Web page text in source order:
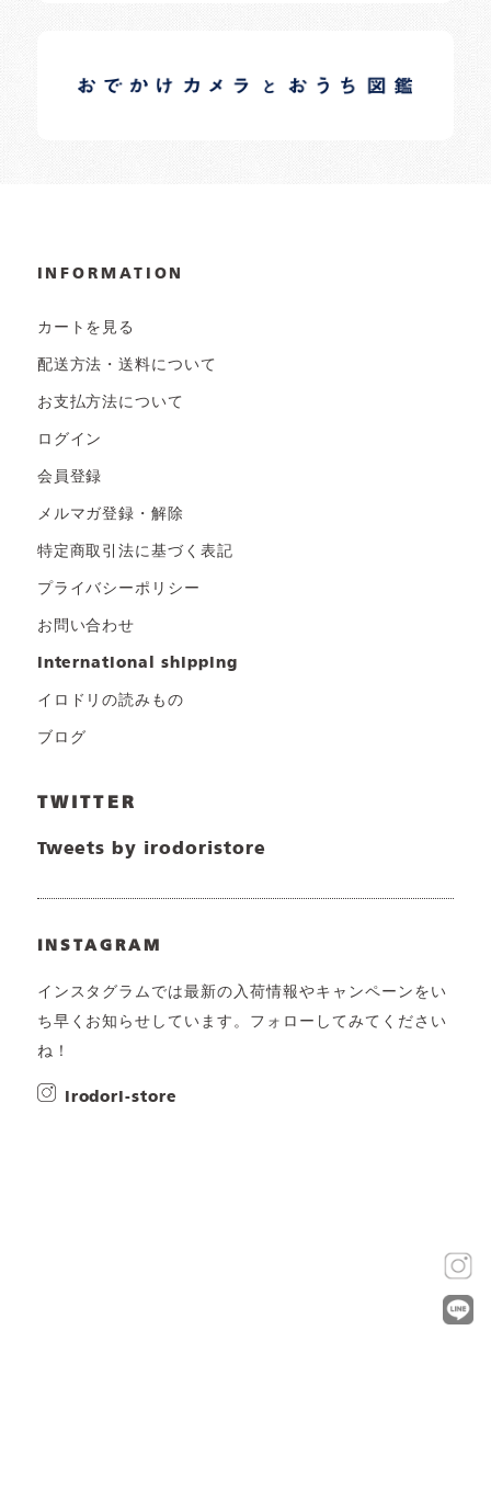
日常の様子など随時更新中です。
INFORMATION
カートを見る
配送方法・送料について
お支払方法について
ログイン
会員登録
メルマガ登録・解除
特定商取引法に基づく表記
プライバシーポリシー
お問い合わせ
international shipping
イロドリの読みもの
ブログ
TWITTER
Tweets by irodoristore
INSTAGRAM
インスタグラムでは最新の入荷情報やキャンペーンをい
ち早くお知らせしています。フォローしてみてください
ね！
irodori-store